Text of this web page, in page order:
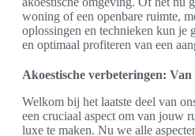
woning of een openbare ruimte,
oplossingen en technieken kun je
en optimaal profiteren van een
Akoestische verbeteringen:
Welkom bij het laatste deel van
een cruciaal aspect om van jouw
luxe te maken. Nu we alle